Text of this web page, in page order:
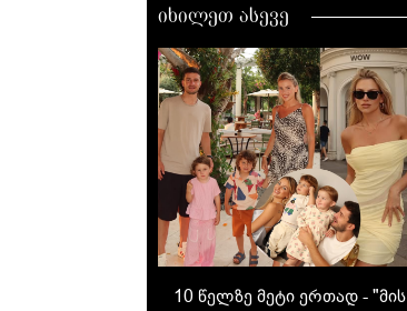
იხილეთ ასევე
10 წელზე მეტი ერთად - "მის